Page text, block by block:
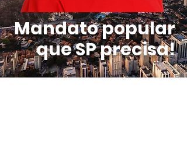
Mandato popular
que SP precisa!